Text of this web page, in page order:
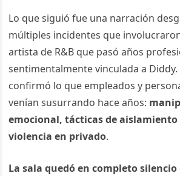
Lo que siguió fue una narración
múltiples incidentes que
artista de R&B que pasó años
sentimentalmente vinculada a Diddy.
confirmó lo que empleados y
venían susurrando hace años:
emocional, tácticas de aislamiento
violencia en privado.
La sala quedó en completo